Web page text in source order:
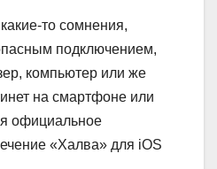
то сомнения,
подключением,
компьютер или же
на смартфоне или
официальное
«Халва» для iOS